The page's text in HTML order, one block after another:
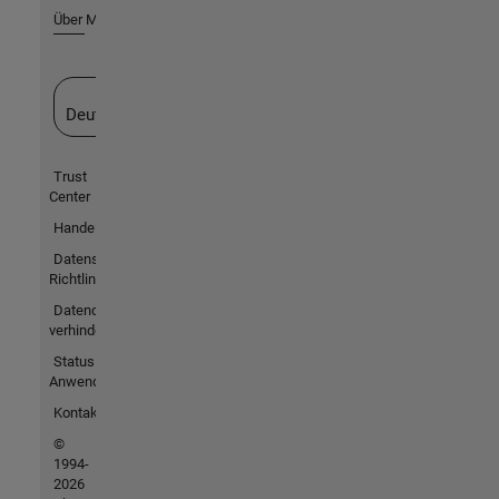
Über MathWorks
Deutschland
Trust
Center
Handelsmarken
Datenschutz-
Richtlinien
Datendiebstahl
verhindern
Status von
Anwendungen
Kontakt
©
1994-
2026